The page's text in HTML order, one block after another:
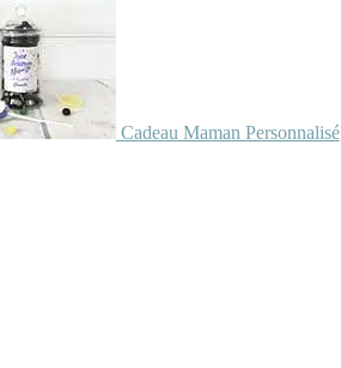
Cadeau Maman Personnalisé